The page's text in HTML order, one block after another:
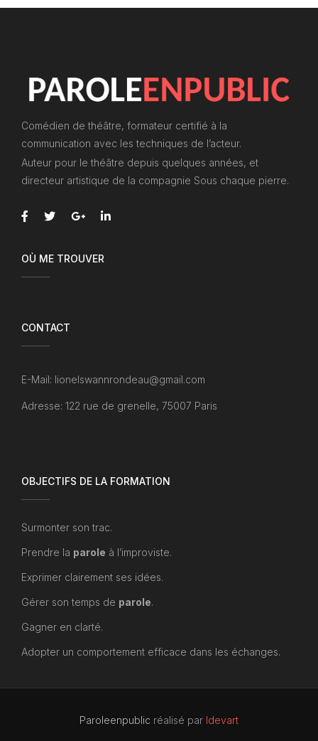
Comédien de théâtre, formateur certifié à la
communication avec les techniques de l’acteur.
Auteur pour le théâtre depuis quelques années, et
directeur artistique de la compagnie Sous chaque pierre.
OÙ ME TROUVER
CONTACT
E-Mail: lionelswannrondeau@gmail.com
Adresse: 122 rue de grenelle, 75007 Paris
OBJECTIFS DE LA FORMATION
Surmonter son trac.
Prendre la parole à l’improviste.
Exprimer clairement ses idées.
Gérer son temps de parole.
Gagner en clarté.
Adopter un comportement efficace dans les échanges.
Paroleenpublic réalisé par Idevart